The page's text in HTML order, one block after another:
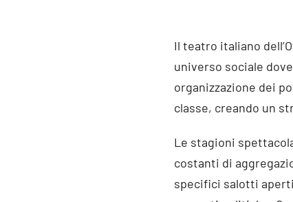
Il teatro italiano
universo sociale
organizzazione dei
classe, creando un
Le stagioni
costanti di
specifici salotti